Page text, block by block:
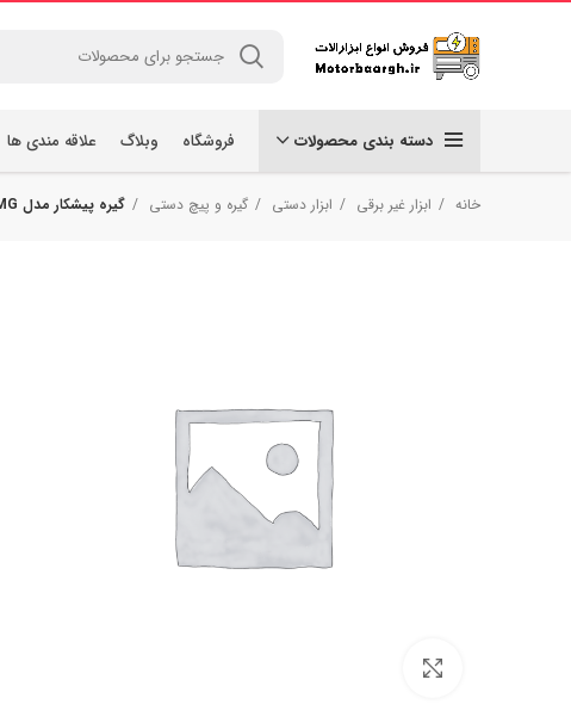
دسته بندی محصولات فروشگاه وبلاگ علاقه مندی ها
خانه ابزار غیر برقی ابزار دستی گیره و پیچ دستی گیره پیشکار مدل AMG کد 308